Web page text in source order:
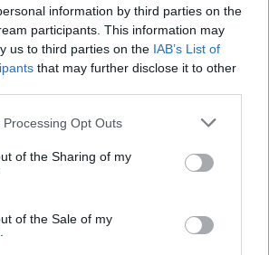
information by third parties on the
participants. This information may
us to third parties on the IAB’s List of
that may further disclose it to other
website/app uses one or more Google
or usage behaviour. You may click to
to Google and its third-party tags to
specified purposes in below Google
Opt Outs
of the Sharing of my
of the Sale of my
A Rák izgalmas
a Halak karrierje
2.